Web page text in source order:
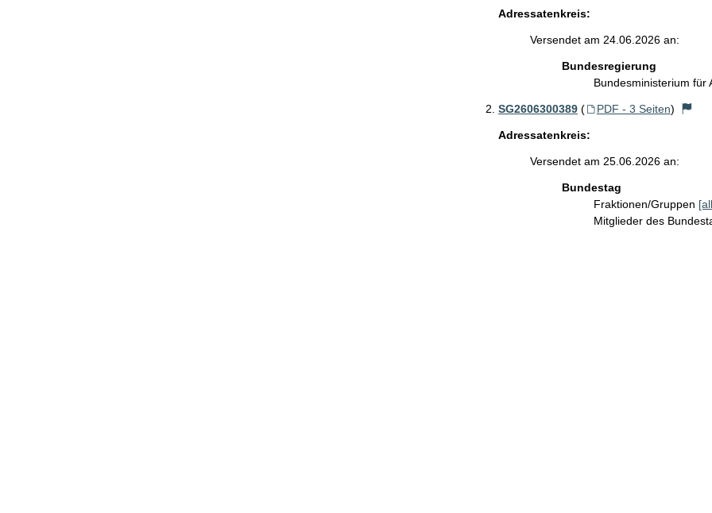
Adressatenkreis:
Versendet am 24.06.2026 an:
Bundesregierung
Bundesministerium für
SG2606300389 ( PDF - 3 Seiten)
Adressatenkreis:
Versendet am 25.06.2026 an:
Bundestag
Fraktionen/Gruppen
Mitglieder des